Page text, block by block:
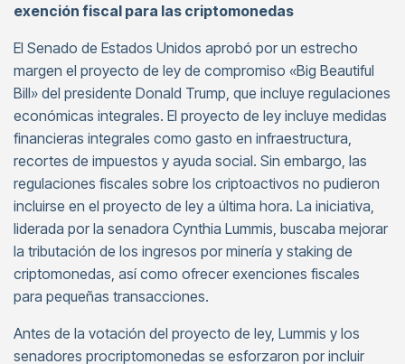
exención fiscal para las criptomonedas
El Senado de Estados Unidos aprobó por un estrecho
margen el proyecto de ley de compromiso «Big Beautiful
Bill» del presidente Donald Trump, que incluye regulaciones
económicas integrales. El proyecto de ley incluye medidas
financieras integrales como gasto en infraestructura,
recortes de impuestos y ayuda social. Sin embargo, las
regulaciones fiscales sobre los criptoactivos no pudieron
incluirse en el proyecto de ley a última hora. La iniciativa,
liderada por la senadora Cynthia Lummis, buscaba mejorar
la tributación de los ingresos por minería y staking de
criptomonedas, así como ofrecer exenciones fiscales
para pequeñas transacciones.
Antes de la votación del proyecto de ley, Lummis y los
senadores procriptomonedas se esforzaron por incluir